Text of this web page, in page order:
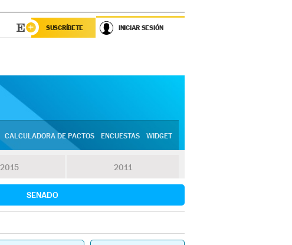
SUSCRÍBETE INICIAR SESIÓN
CALCULADORA DE PACTOS ENCUESTAS WIDGET
2015 2011
SENADO